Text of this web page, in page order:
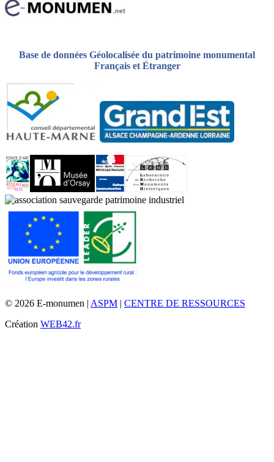
Base de données Géolocalisée du patrimoine monumental
Français et Étranger
© 2026 E-monumen | ASPM | CENTRE DE RESSOURCES
Création WEB42.fr